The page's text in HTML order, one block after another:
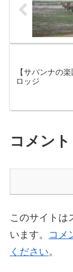
【サバンナの
ロッジ
コメント
このサイトは
います。
コメ
ください。